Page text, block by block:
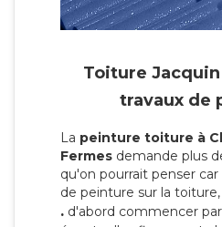
Toiture
travaux de
La peinture toiture à
Fermes demande plus
qu'on pourrait penser
de peinture sur la toiture,
. d'abord commencer